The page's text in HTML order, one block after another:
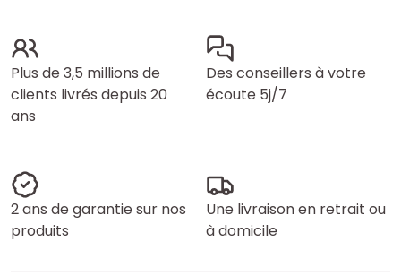
Plus de 3,5 millions de
clients livrés depuis 20
ans
Des conseillers à votre
écoute 5j/7
2 ans de garantie sur nos
produits
Une livraison en retrait ou
à domicile